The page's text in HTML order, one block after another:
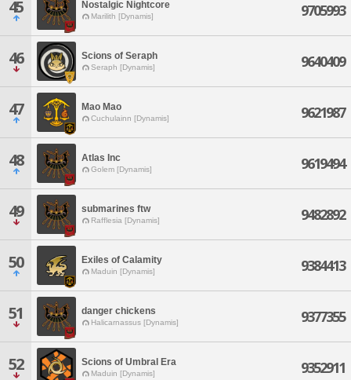
45 Nostalgic Nightcore
Marilith [Dynamis] 9705993
46 Scions of Seraph
Seraph [Dynamis] 9640409
47 Mao Mao
Cuchulainn [Dynamis] 9621987
48 Atlas Inc
Golem [Dynamis] 9619494
49 submarines ftw
Rafflesia [Dynamis] 9482892
50 Exiles of Calamity
Maduin [Dynamis] 9384413
51 danger chickens
Halicarnassus [Dynamis] 9377355
52 Scions of Umbral Era
Maduin [Dynamis] 9352911